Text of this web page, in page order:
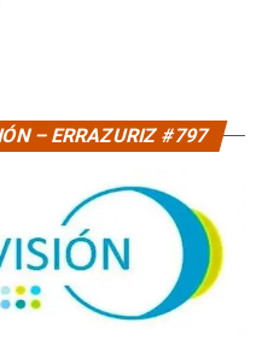
– ERRAZURIZ #797